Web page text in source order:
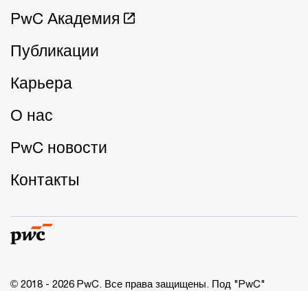
PwC Академия
Публикации
Карьера
О нас
PwC новости
Контакты
© 2018 - 2026 PwC. Все права защищены. Под "PwC"